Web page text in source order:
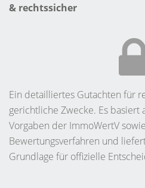
& rechtssicher
Ein detailliertes Gutachten für
gerichtliche Zwecke. Es basiert
Vorgaben der ImmoWertV
Bewertungsverfahren und
Grundlage für offizielle